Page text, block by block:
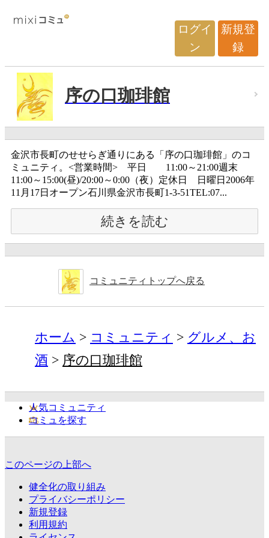
ログイ
ン
新規登
録
序の口珈琲館
金沢市長町のせせらぎ通りにある「序の口珈琲館」のコ
ミュニティ。<営業時間> 平日 11:00～21:00週末
11:00～15:00(昼)/20:00～0:00（夜）定休日 日曜日2006年
11月17日オープン石川県金沢市長町1-3-51TEL:07...
続きを読む
コミュニティトップへ戻る
ホーム コミュニティ
グルメ、お
酒
序の口珈琲館
人気コミュニティ
コミュを探す
このページの上部へ
健全化の取り組み
プライバシーポリシー
新規登録
利用規約